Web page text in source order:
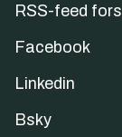
RSS-feed
Facebook
Linkedin
Bsky